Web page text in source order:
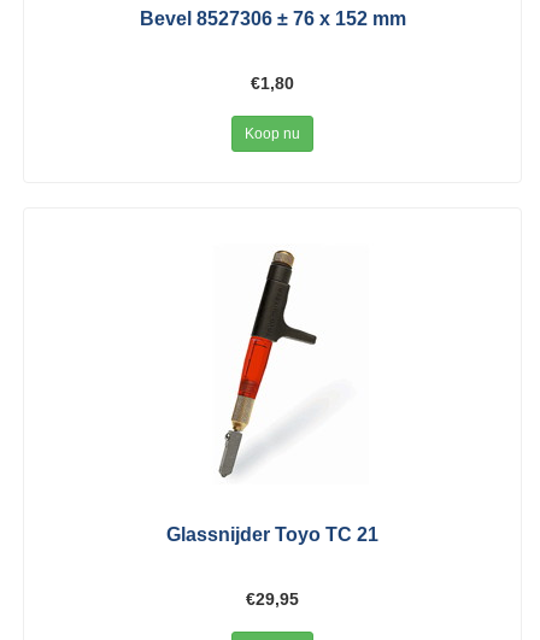
Bevel 8527306 ± 76 x 152 mm
€1,80
Koop nu
Glassnijder Toyo TC 21
€29,95